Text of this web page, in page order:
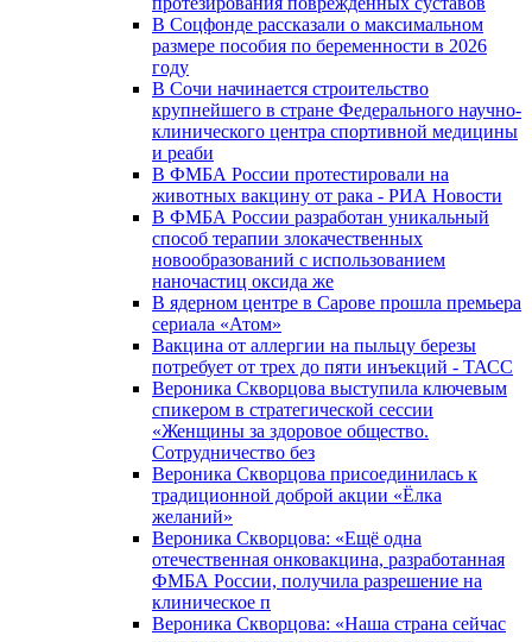
В Соцфонде рассказали о максимальном
размере пособия по беременности в 2026
году
В Сочи начинается строительство
крупнейшего в стране Федерального научно-
клинического центра спортивной медицины
и реаби
В ФМБА России протестировали на
животных вакцину от рака - РИА Новости
В ФМБА России разработан уникальный
способ терапии злокачественных
новообразований с использованием
наночастиц оксида же
В ядерном центре в Сарове прошла премьера
сериала «Атом»
Вакцина от аллергии на пыльцу березы
потребует от трех до пяти инъекций - ТАСС
Вероника Скворцова выступила ключевым
спикером в стратегической сессии
«Женщины за здоровое общество.
Сотрудничество без
Вероника Скворцова присоединилась к
традиционной доброй акции «Ёлка
желаний»
Вероника Скворцова: «Ещё одна
отечественная онковакцина, разработанная
ФМБА России, получила разрешение на
клиническое п
Вероника Скворцова: «Наша страна сейчас